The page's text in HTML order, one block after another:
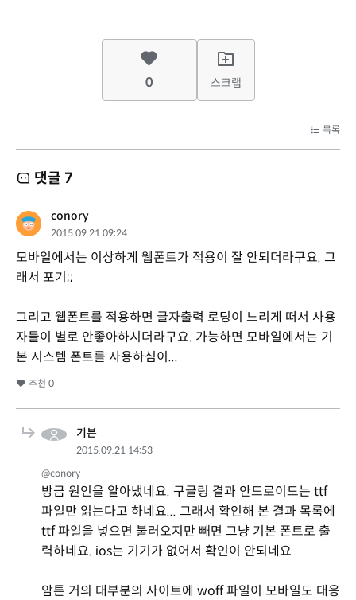
0 스크랩
목록
댓글 7
conory
2015.09.21 09:24
모바일에서는 이상하게 웹폰트가 적용이 잘 안되더라구요. 그
래서 포기;;
그리고 웹폰트를 적용하면 글자출력 로딩이 느리게 떠서 사용
자들이 별로 안좋아하시더라구요. 가능하면 모바일에서는 기
본 시스템 폰트를 사용하심이...
추천 0
기븐
2015.09.21 14:53
@conory
방금 원인을 알아냈네요. 구글링 결과 안드로이드는 ttf
파일만 읽는다고 하네요... 그래서 확인해 본 결과 목록에
ttf 파일을 넣으면 불러오지만 빼면 그냥 기본 폰트로 출
력하네요. ios는 기기가 없어서 확인이 안되네요
암튼 거의 대부분의 사이트에 woff 파일이 모바일도 대응